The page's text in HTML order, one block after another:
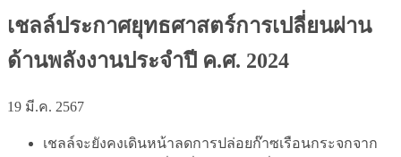
เชลล์ประกาศยุทธศาสตร์การเปลี่ยนผ่าน
ด้านพลังงานประจำปี ค.ศ. 2024
19 มี.ค. 2567
เชลล์จะยังคงเดินหน้าลดการปล่อยก๊าซเรือนกระจกจาก